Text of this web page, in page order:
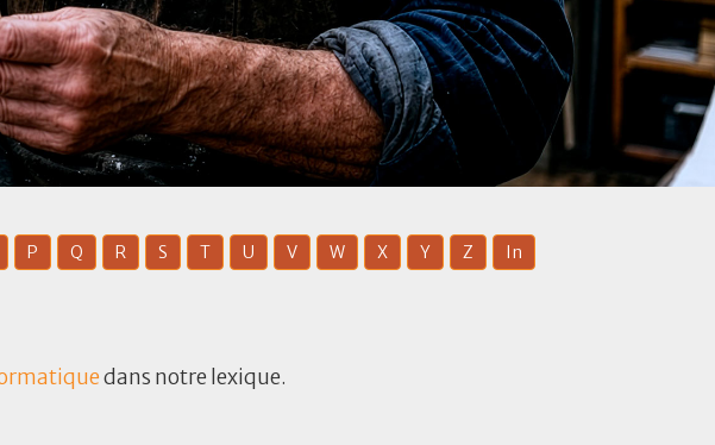
P Q R S T U V W X Y Z In
dans notre lexique.